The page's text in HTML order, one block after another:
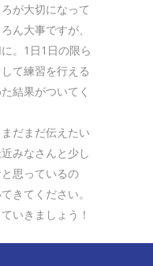
が大切になって
ん大事ですが、
。1日1日の限ら
て練習を行える
結果がついてく
だまだ伝えたい
みなさんと少し
思っているの
きてください。
いきましょう！